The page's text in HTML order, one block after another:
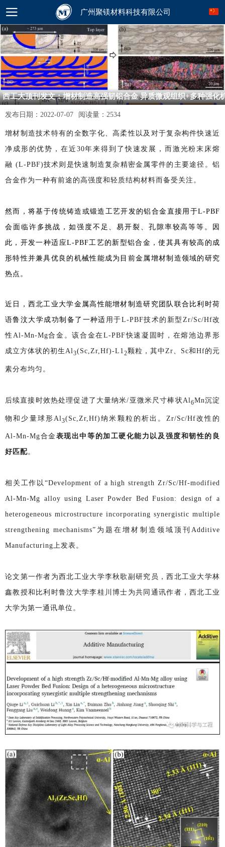
广州聚镁材料科技有限公司
西工大顶刊发文：增材制造高强韧铝合金 异质微观组织+多种强化
制！
发布日期： 2022-07-07 阅读量： 2534
增材制造技术特有的全数字化、高柔性以及对于复杂构件快速近
净成形的优势，在近30年来得到了快速发展，而激光粉末床熔
融 (L-PBF)技术则是快速制造复杂精密金属零件的主要途径。铝
合金作为一种有前途的高强度和轻质结构材料而备受关注。
然而，将基于传统铸造或锻造工艺开发的铝合金直接用于L-PBF
会面临许多挑战，如强度不足、易开裂、孔隙率较高等等。因
此，开发一种适应L-PBF工艺的新型铝合金，使其具有较高的成
形特性并兼具优良的机械性能成为目前金属增材制造领域的研究
热点。
近日，西北工业大学金属高性能增材制造研究团队联合比利时荷
语鲁汶大学成功制备了一种适 用于L-PBF技术的新型Zr/Sc/Hf改
性Al-Mn-Mg合金。该合金在L-PBF快速凝固时，在熔池边界形
成立方体状的初生Al3(Sc,Zr,Hf)-L12颗粒，其中Zr、Sc和Hf的元
素分布均匀。
后续直接时效热处理促进了大量纳米/亚微米尺寸棒状Al 6Mn沉淀
物和少量球形Al3(Sc,Zr,Hf)纳米颗粒的析出。Zr/Sc/Hf改性的
Al-Mn-Mg合金 表现出中等的加工硬化能力以及强度和韧性的良
好匹配。
相关工作以“Development of a high strength Zr/Sc/Hf-modified
Al-Mn-Mg alloy using Laser Powder Bed Fusion: design of a
heterogeneous microstructure incorporating synergistic multiple
strengthening mechanisms”为题在增材制造领域顶刊Additive
Manufacturing上发表。
论文第一作者为西北工业大学李秋歌副研究员，西北工业大学林
鑫教授和比利时鲁汶大学李桂川博士为共同通讯作者，西北工业
大学为第一通讯单位。